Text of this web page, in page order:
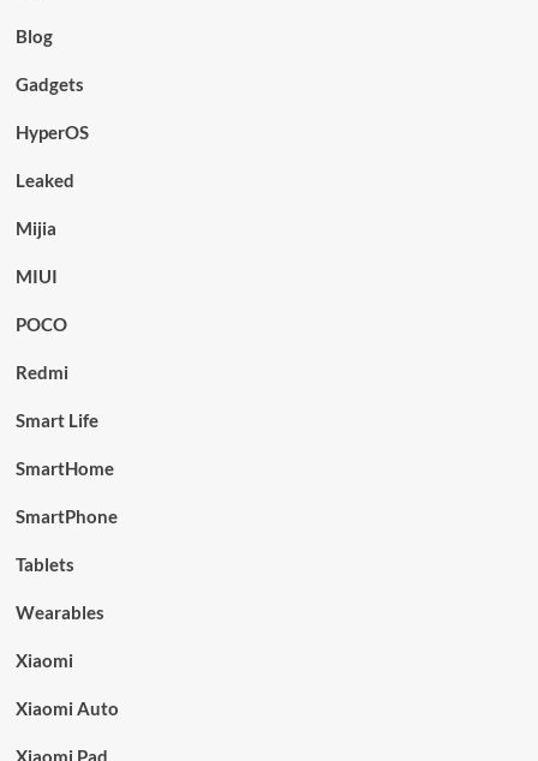
Blog
Gadgets
HyperOS
Leaked
Mijia
MIUI
POCO
Redmi
Smart Life
SmartHome
SmartPhone
Tablets
Wearables
Xiaomi
Xiaomi Auto
Xiaomi Pad